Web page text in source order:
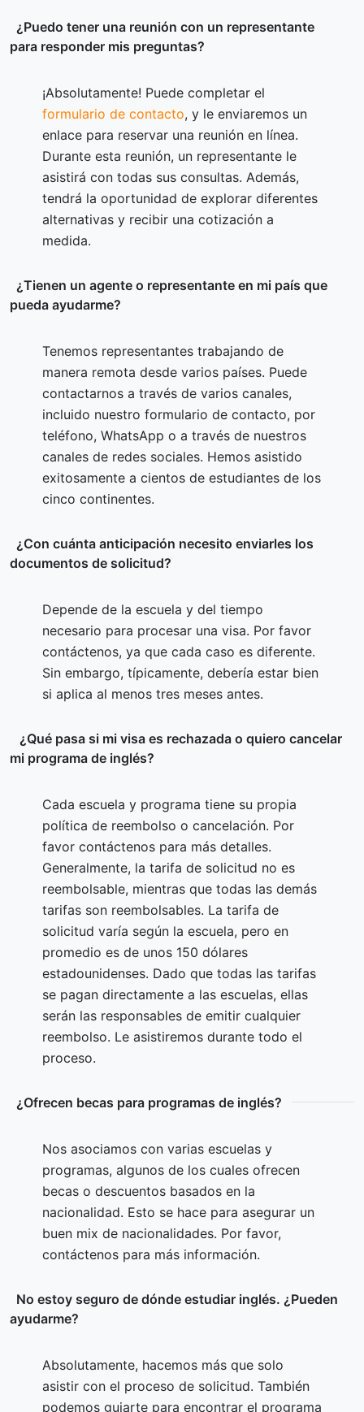
¿Puedo tener una reunión con un representante
para responder mis preguntas?
¡Absolutamente! Puede completar el
formulario de contacto, y le enviaremos un
enlace para reservar una reunión en línea.
Durante esta reunión, un representante le
asistirá con todas sus consultas. Además,
tendrá la oportunidad de explorar diferentes
alternativas y recibir una cotización a
medida.
¿Tienen un agente o representante en mi país que
pueda ayudarme?
Tenemos representantes trabajando de
manera remota desde varios países. Puede
contactarnos a través de varios canales,
incluido nuestro formulario de contacto, por
teléfono, WhatsApp o a través de nuestros
canales de redes sociales. Hemos asistido
exitosamente a cientos de estudiantes de los
cinco continentes.
¿Con cuánta anticipación necesito enviarles los
documentos de solicitud?
Depende de la escuela y del tiempo
necesario para procesar una visa. Por favor
contáctenos, ya que cada caso es diferente.
Sin embargo, típicamente, debería estar bien
si aplica al menos tres meses antes.
¿Qué pasa si mi visa es rechazada o quiero cancelar
mi programa de inglés?
Cada escuela y programa tiene su propia
política de reembolso o cancelación. Por
favor contáctenos para más detalles.
Generalmente, la tarifa de solicitud no es
reembolsable, mientras que todas las demás
tarifas son reembolsables. La tarifa de
solicitud varía según la escuela, pero en
promedio es de unos 150 dólares
estadounidenses. Dado que todas las tarifas
se pagan directamente a las escuelas, ellas
serán las responsables de emitir cualquier
reembolso. Le asistiremos durante todo el
proceso.
¿Ofrecen becas para programas de inglés?
Nos asociamos con varias escuelas y
programas, algunos de los cuales ofrecen
becas o descuentos basados en la
nacionalidad. Esto se hace para asegurar un
buen mix de nacionalidades. Por favor,
contáctenos para más información.
No estoy seguro de dónde estudiar inglés. ¿Pueden
ayudarme?
Absolutamente, hacemos más que solo
asistir con el proceso de solicitud. También
podemos guiarte para encontrar el programa